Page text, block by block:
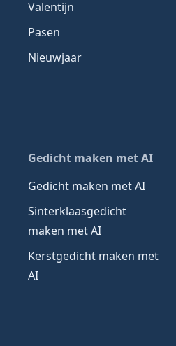
Valentijn
Pasen
Nieuwjaar
Gedicht maken met AI
Gedicht maken met AI
Sinterklaasgedicht
maken met AI
Kerstgedicht maken met
AI